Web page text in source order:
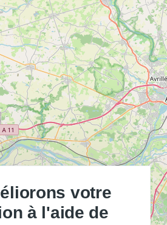
votre
à l'aide de